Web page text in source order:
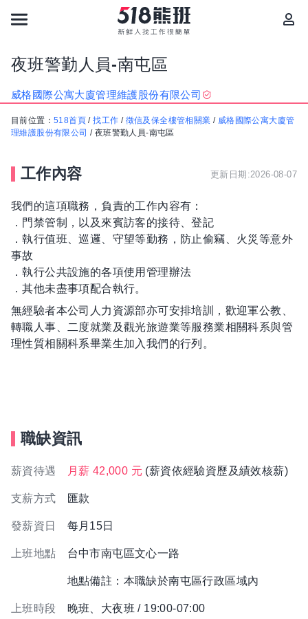
夜班警勤人員-南屯區
威格國際公寓大廈管理維護股份有限公司
目前位置： 518首頁 /找工作 / 徵信及保全樓管相關業 / 威格國際公寓大廈管
理維護股份有限公司 / 夜班警勤人員-南屯區
工作內容 更新日期:2026-08-07
我們的這項職務，負責的工作內容有：
．門禁管制，以及來賓訪客的接待、登記
．執行值班、巡邏、守望等勤務，防止偷竊、火災等意外
事故
．執行公共設施的各項使用管理辦法
．其他未盡事項配合執行。
無經驗者本公司人力資源部亦可安排培訓，歡迎軍公教、
轉職人事、二度就業及觀光旅遊業等服務業相關科系與管
理性質相關科系畢業生加入我們的行列。
職缺資訊
薪資待遇 月薪 42,000 元 (薪資依經驗資歷及績效核薪)
支薪方式 匯款
發薪資日 每月15日
上班地點 台中市南屯區文心一路
地點備註：本職缺於南屯區行政區域內
上班時段 晚班、大夜班 / 19:00-07:00